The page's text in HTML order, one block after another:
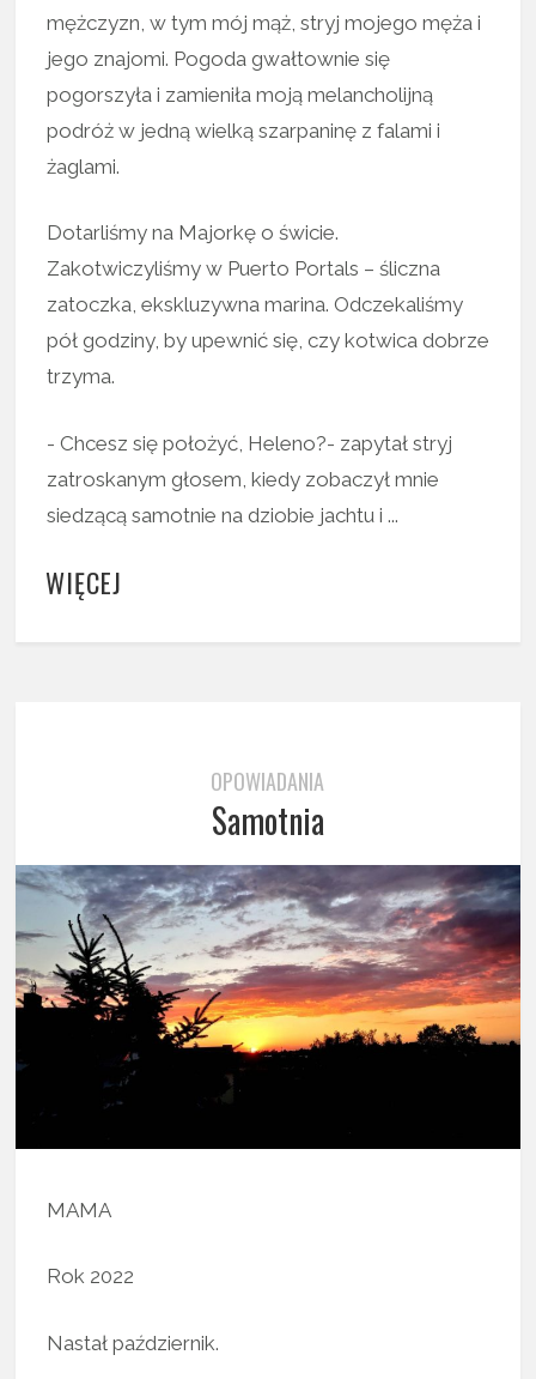
mężczyzn, w tym mój mąż, stryj mojego męża i
jego znajomi. Pogoda gwałtownie się
pogorszyła i zamieniła moją melancholijną
podróż w jedną wielką szarpaninę z falami i
żaglami.
Dotarliśmy na Majorkę o świcie.
Zakotwiczyliśmy w Puerto Portals – śliczna
zatoczka, ekskluzywna marina. Odczekaliśmy
pół godziny, by upewnić się, czy kotwica dobrze
trzyma.
- Chcesz się położyć, Heleno?- zapytał stryj
zatroskanym głosem, kiedy zobaczył mnie
siedzącą samotnie na dziobie jachtu i ...
WIĘCEJ
OPOWIADANIA
Samotnia
MAMA
Rok 2022
Nastał październik.